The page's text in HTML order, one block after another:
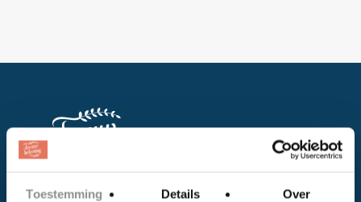
Toestemming Details Over